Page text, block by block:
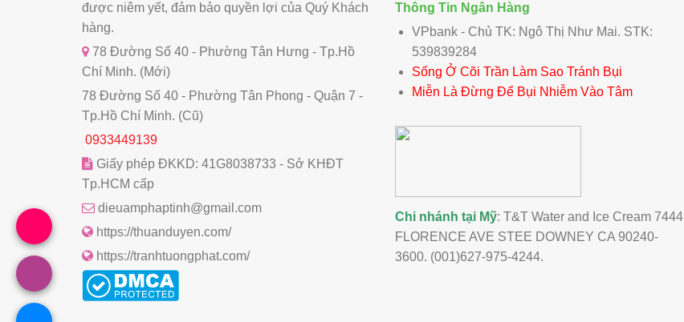
được niêm yết, đảm bảo quyền lợi của Quý Khách
hàng.
78 Đường Số 40 - Phường Tân Hưng - Tp.Hồ
Chí Minh. (Mới)
78 Đường Số 40 - Phường Tân Phong - Quận 7 -
Tp.Hồ Chí Minh. (Cũ)
0933449139
Giấy phép ĐKKD: 41G8038733 - Sở KHĐT
Tp.HCM cấp
dieuamphaptinh@gmail.com
https://thuanduyen.com/
https://tranhtuongphat.com/
Thông Tin Ngân Hàng
VPbank - Chủ TK: Ngô Thị Như Mai. STK:
539839284
Sống Ở Cõi Trần Làm Sao Tránh Bụi
Miễn Là Đừng Để Bụi Nhiễm Vào Tâm
Chi nhánh tại Mỹ: T&T Water and Ice Cream 7444
FLORENCE AVE STEE DOWNEY CA 90240-
3600. (001)627-975-4244.